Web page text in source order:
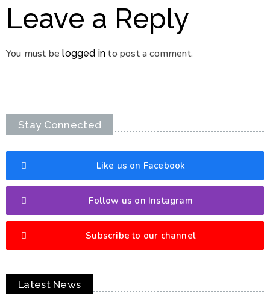
Leave a Reply
You must belogged in to post a comment.
Stay Connected
Like us on Facebook
Follow us on Instagram
Subscribe to our channel
Latest News